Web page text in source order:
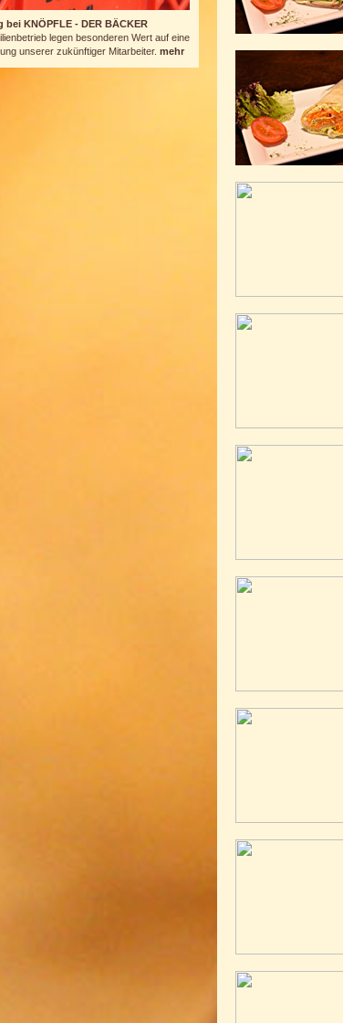
KNÖPFLE - DER BÄCKER
legen besonderen Wert auf eine
unserer zukünftiger Mitarbeiter. mehr